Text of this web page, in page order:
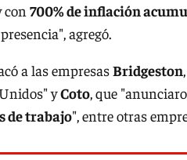
con 700% de inflación
agregó.
a las empresasBridgeston
yCoto, que
de trabajo", entre otras